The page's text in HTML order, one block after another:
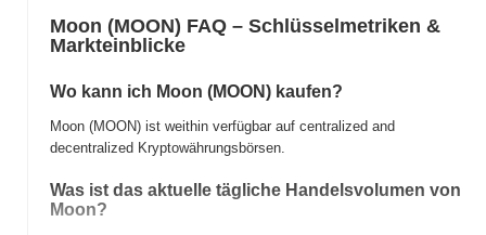
Moon (MOON) FAQ – Schlüsselmetriken &
Markteinblicke
Wo kann ich Moon (MOON) kaufen?
Moon (MOON) ist weithin verfügbar auf centralized and
decentralized Kryptowährungsbörsen.
Was ist das aktuelle tägliche Handelsvolumen von
Moon?